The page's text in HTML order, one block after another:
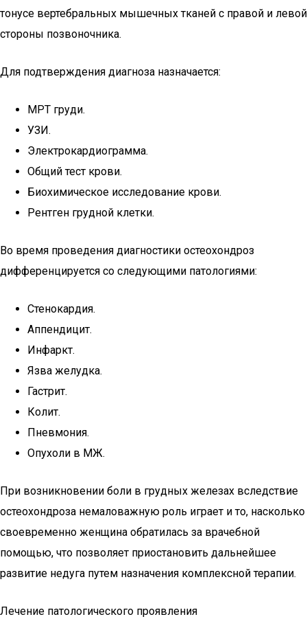
тонусе вертебральных мышечных тканей с правой и левой
стороны позвоночника.
Для подтверждения диагноза назначается:
МРТ груди.
УЗИ.
Электрокардиограмма.
Общий тест крови.
Биохимическое исследование крови.
Рентген грудной клетки.
Во время проведения диагностики остеохондроз
дифференцируется со следующими патологиями:
Стенокардия.
Аппендицит.
Инфаркт.
Язва желудка.
Гастрит.
Колит.
Пневмония.
Опухоли в МЖ.
При возникновении боли в грудных железах вследствие
остеохондроза немаловажную роль играет и то, насколько
своевременно женщина обратилась за врачебной
помощью, что позволяет приостановить дальнейшее
развитие недуга путем назначения комплексной терапии.
Лечение патологического проявления